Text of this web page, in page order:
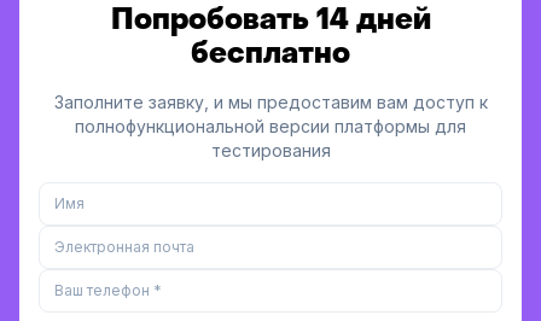
Попробовать 14 дней
бесплатно
Заполните заявку, и мы предоставим вам доступ к
полнофункциональной версии платформы для
тестирования